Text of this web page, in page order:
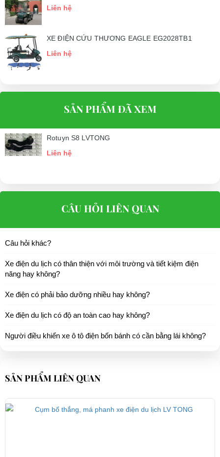
Liên hệ
XE ĐIỆN CỨU THƯƠNG EAGLE EG2028TB1
Liên hệ
SẢN PHẨM ĐÃ XEM
Rotuyn S8 LVTONG
Liên hệ
CÂU HỎI LIÊN QUAN
Câu hỏi khác?
Xe điện du lịch có thân thiện với môi trường và tiết kiệm điện
năng hay không?
Xe điện có phải bảo dưỡng nhiều hay không?
Xe điện du lịch có độ an toàn cao hay không?
Người điều khiển xe ô tô điện bốn bánh có cần bằng lái không?
SẢN PHẨM LIÊN QUAN